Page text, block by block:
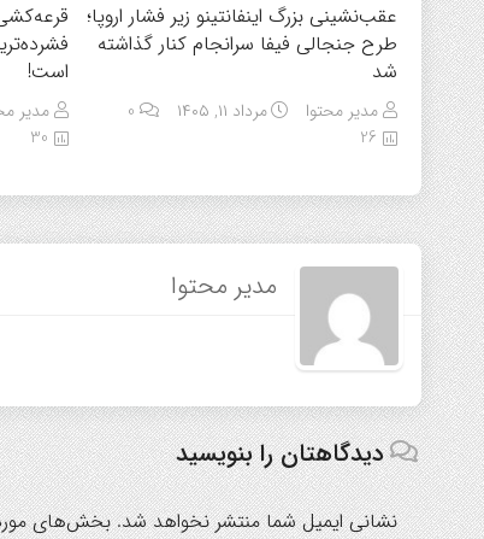
عقب‌نشینی بزرگ اینفانتینو زیر فشار اروپا؛
طرح جنجالی فیفا سرانجام کنار گذاشته
شد
مدیر محتوا مرداد ۱۱, ۱۴۰۵
26
است!
مدیر
30
مدیر محتوا
دیدگاهتان را بنویسید
نشانی ایمیل شما منتشر نخواهد شد. بخش‌های